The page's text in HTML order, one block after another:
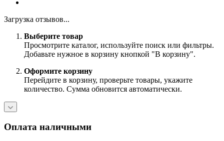
Загрузка отзывов...
Выберите товар
Просмотрите каталог, используйте поиск или фильтры.
Добавьте нужное в корзину кнопкой "В корзину".
Оформите корзину
Перейдите в корзину, проверьте товары, укажите
количество. Сумма обновится автоматически.
Оплата наличными